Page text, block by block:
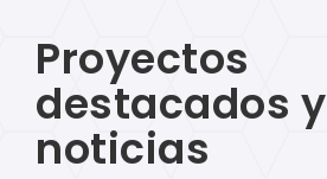
Proyectos
destacados y
noticias